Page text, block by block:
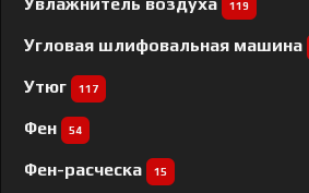
Увлажнитель воздуха 119
Угловая шлифовальная машина
Утюг 117
Фен 54
Фен-расческа 15